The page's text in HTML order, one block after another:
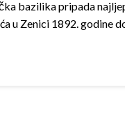
bazilika pripada
u Zenici 1892. godine